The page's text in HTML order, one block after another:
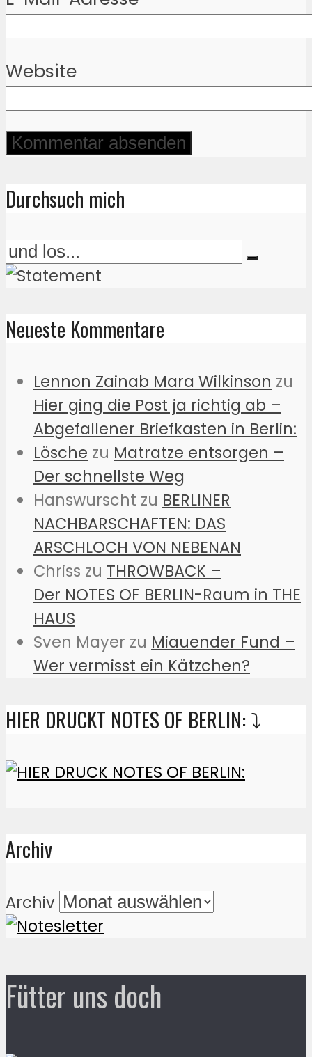
Website
Durchsuch mich
Neueste Kommentare
Lennon Zainab Mara Wilkinson zu
Hier ging die Post ja richtig ab –
Abgefallener Briefkasten in Berlin:
Lösche zu Matratze entsorgen –
Der schnellste Weg
Hanswurscht zu BERLINER
NACHBARSCHAFTEN: DAS
ARSCHLOCH VON NEBENAN
Chriss zu THROWBACK –
Der NOTES OF BERLIN-Raum in THE
HAUS
Sven Mayer zu Miauender Fund –
Wer vermisst ein Kätzchen?
HIER DRUCKT NOTES OF BERLIN: ⤵️
Archiv
Archiv
Fütter uns doch